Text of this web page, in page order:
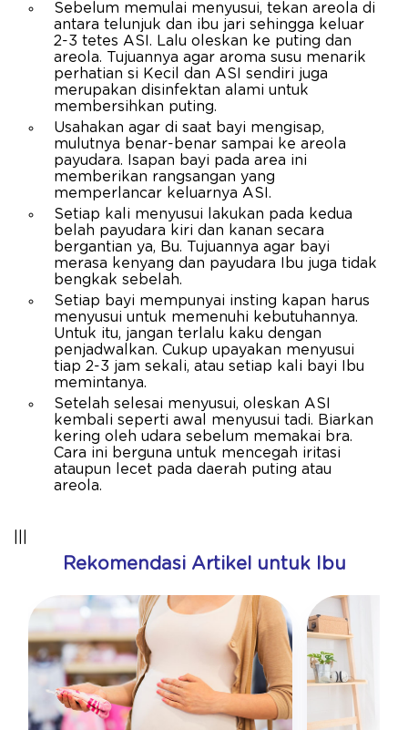
Sebelum memulai menyusui, tekan areola di
antara telunjuk dan ibu jari sehingga keluar
2-3 tetes ASI. Lalu oleskan ke puting dan
areola. Tujuannya agar aroma susu menarik
perhatian si Kecil dan ASI sendiri juga
merupakan disinfektan alami untuk
membersihkan puting.
Usahakan agar di saat bayi mengisap,
mulutnya benar-benar sampai ke areola
payudara. Isapan bayi pada area ini
memberikan rangsangan yang
memperlancar keluarnya ASI.
Setiap kali menyusui lakukan pada kedua
belah payudara kiri dan kanan secara
bergantian ya, Bu. Tujuannya agar bayi
merasa kenyang dan payudara Ibu juga tidak
bengkak sebelah.
Setiap bayi mempunyai insting kapan harus
menyusui untuk memenuhi kebutuhannya.
Untuk itu, jangan terlalu kaku dengan
penjadwalkan. Cukup upayakan menyusui
tiap 2-3 jam sekali, atau setiap kali bayi Ibu
memintanya.
Setelah selesai menyusui, oleskan ASI
kembali seperti awal menyusui tadi. Biarkan
kering oleh udara sebelum memakai bra.
Cara ini berguna untuk mencegah iritasi
ataupun lecet pada daerah puting atau
areola.
Rekomendasi Artikel untuk Ibu